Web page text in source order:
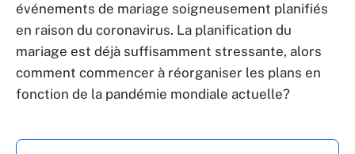
événements de mariage soigneusement planifiés
en raison du coronavirus. La planification du
mariage est déjà suffisamment stressante, alors
comment commencer à réorganiser les plans en
fonction de la pandémie mondiale actuelle?